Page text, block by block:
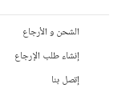
الشحن و الأرجاع
إنشاء طلب الإرجاع
إتصل بنا